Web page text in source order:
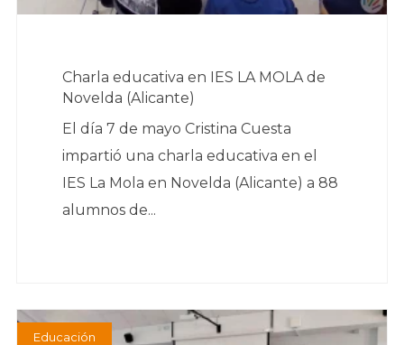
Charla educativa en IES LA MOLA de
Novelda (Alicante)
El día 7 de mayo Cristina Cuesta
impartió una charla educativa en el
IES La Mola en Novelda (Alicante) a 88
alumnos de...
Educación